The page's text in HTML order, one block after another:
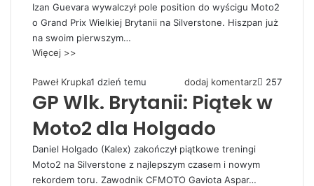
Izan Guevara wywalczył pole position do wyścigu Moto2
o Grand Prix Wielkiej Brytanii na Silverstone. Hiszpan już
na swoim pierwszym…
Więcej >>
Paweł Krupka1 dzień temu dodaj komentarz 257
GP Wlk. Brytanii: Piątek w
Moto2 dla Holgado
Daniel Holgado (Kalex) zakończył piątkowe treningi
Moto2 na Silverstone z najlepszym czasem i nowym
rekordem toru. Zawodnik CFMOTO Gaviota Aspar…